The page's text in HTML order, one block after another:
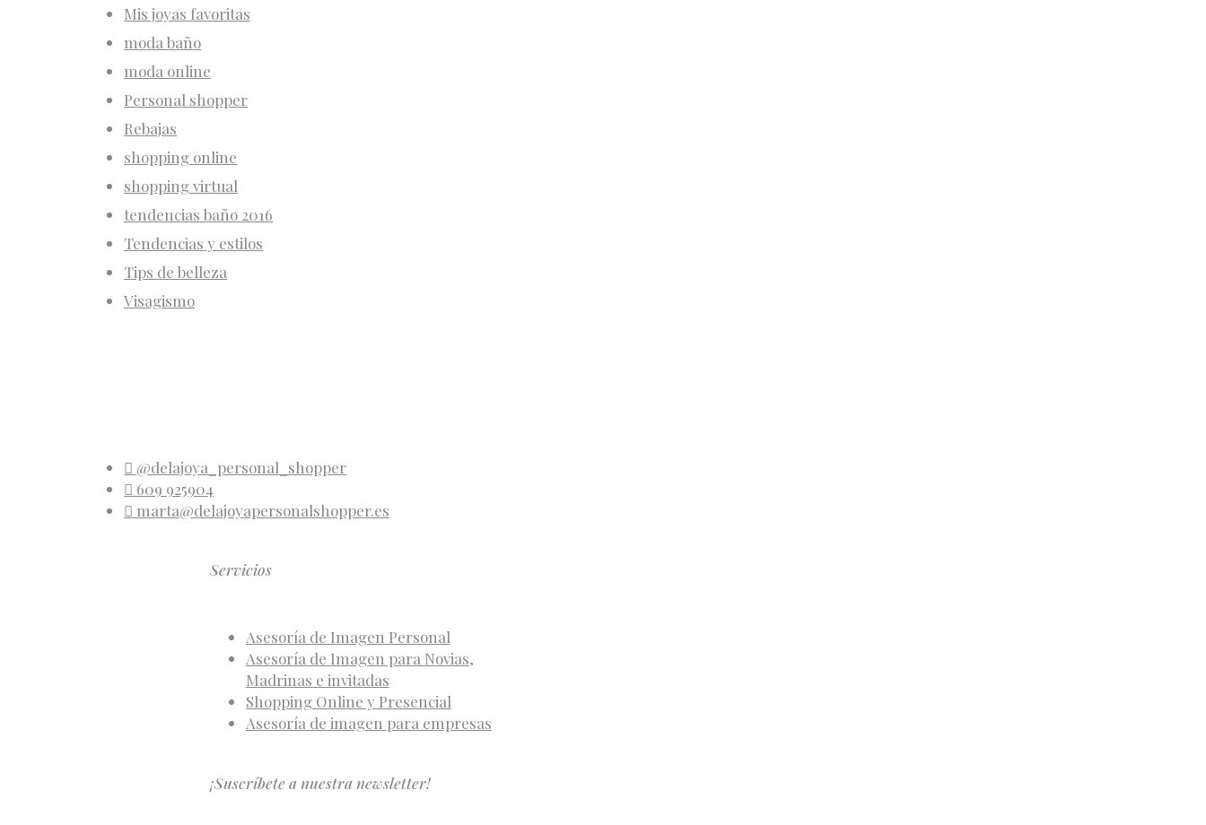
Mis joyas favoritas
moda baño
moda online
Personal shopper
Rebajas
shopping online
shopping virtual
tendencias baño 2016
Tendencias y estilos
Tips de belleza
Visagismo
@delajoya_personal_shopper
609 925904
marta@delajoyapersonalshopper.es
Servicios
Asesoría de Imagen Personal
Asesoría de Imagen para Novias,
Madrinas e invitadas
Shopping Online y Presencial
Asesoría de imagen para empresas
¡Suscríbete a nuestra newsletter!